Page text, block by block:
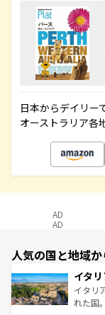
日本からデイリー
オーストラリア各
AD
AD
人気の国と地域
イタ
イタリ
れた国。